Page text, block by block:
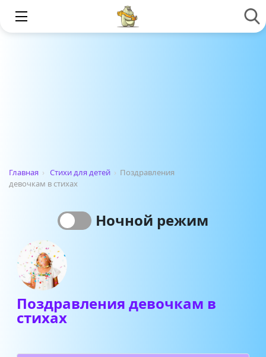
Главная › Стихи для детей › Поздравления
девочкам в стихах
Ночной режим
Поздравления девочкам в
стихах